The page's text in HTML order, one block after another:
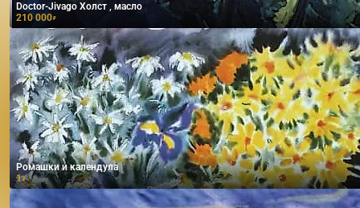
Doctor-Jivago Холст , масло
210 000₽
Ромашки и календула
1₽